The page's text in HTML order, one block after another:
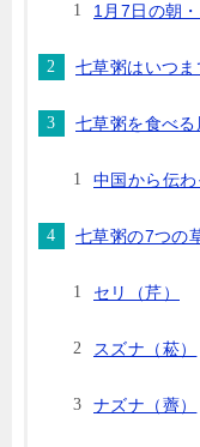
1月7日の朝
七草粥はいつ
七草粥を食べ
中国から伝
七草粥の7つの
セリ（芹）
スズナ（菘）
ナズナ（薺）